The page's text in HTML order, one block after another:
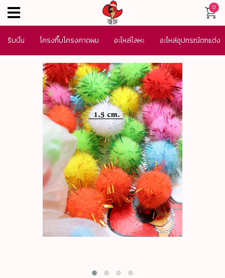
0
menu
ริบบิ้น โครงกิ๊บโครงคาดผม อะไหล่โลหะ อะไหล่อุปกรณ์ตกแต่ง
เครื่องประดับ SALE